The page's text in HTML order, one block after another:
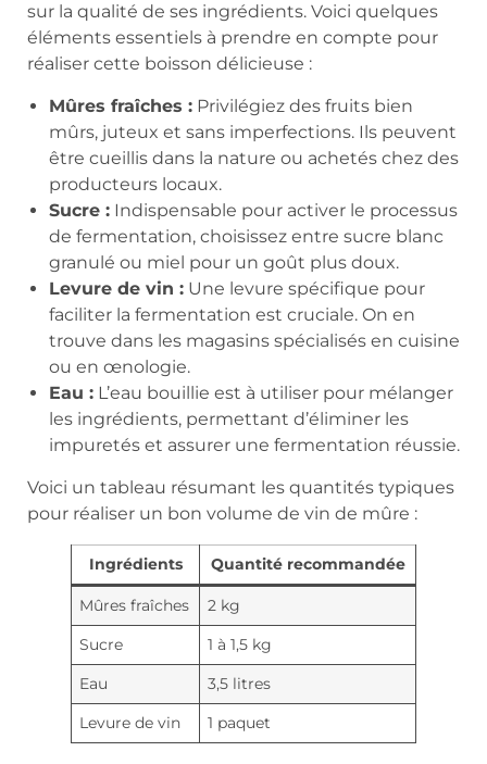
sur la qualité de ses ingrédients. Voici quelques
éléments essentiels à prendre en compte pour
réaliser cette boisson délicieuse :
Mûres fraîches : Privilégiez des fruits bien
mûrs, juteux et sans imperfections. Ils peuvent
être cueillis dans la nature ou achetés chez des
producteurs locaux.
Sucre : Indispensable pour activer le processus
de fermentation, choisissez entre sucre blanc
granulé ou miel pour un goût plus doux.
Levure de vin : Une levure spécifique pour
faciliter la fermentation est cruciale. On en
trouve dans les magasins spécialisés en cuisine
ou en œnologie.
Eau : L’eau bouillie est à utiliser pour mélanger
les ingrédients, permettant d’éliminer les
impuretés et assurer une fermentation réussie.
Voici un tableau résumant les quantités typiques
pour réaliser un bon volume de vin de mûre :
Ingrédients Quantité recommandée
Mûres fraîches
2 kg
Sucre
1 à 1,5 kg
Eau
3,5 litres
Levure de vin
1 paquet